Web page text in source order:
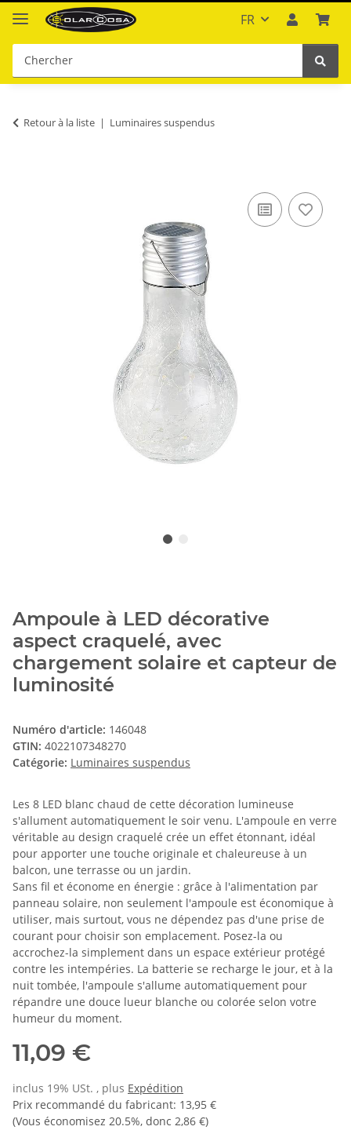
FR
Retour à la liste Luminaires suspendus
Ampoule à LED décorative
aspect craquelé, avec
chargement solaire et capteur de
luminosité
Numéro d'article: 146048
GTIN: 4022107348270
Catégorie: Luminaires suspendus
Les 8 LED blanc chaud de cette décoration lumineuse
s'allument automatiquement le soir venu. L'ampoule en verre
véritable au design craquelé crée un effet étonnant, idéal
pour apporter une touche originale et chaleureuse à un
balcon, une terrasse ou un jardin.
Sans fil et économe en énergie : grâce à l'alimentation par
panneau solaire, non seulement l'ampoule est économique à
utiliser, mais surtout, vous ne dépendez pas d'une prise de
courant pour choisir son emplacement. Posez-la ou
accrochez-la simplement dans un espace extérieur protégé
contre les intempéries. La batterie se recharge le jour, et à la
nuit tombée, l'ampoule s'allume automatiquement pour
répandre une douce lueur blanche ou colorée selon votre
humeur du moment.
11,09 €
inclus 19% USt. , plus Expédition
Prix recommandé du fabricant: 13,95 €
(Vous économisez 20.5%, donc 2,86 €)